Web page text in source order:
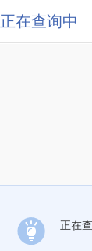
正在查询中
正在